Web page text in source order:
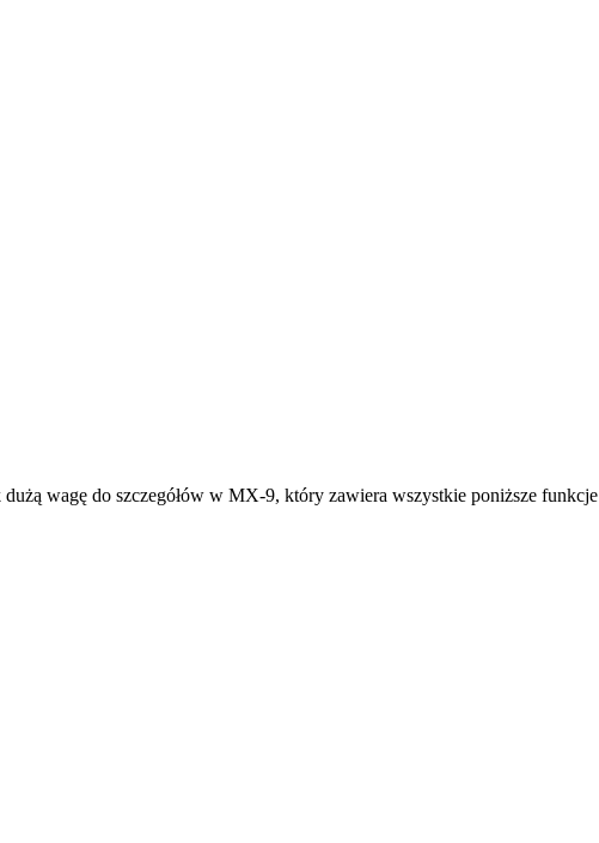
wagę do szczegółów w MX-9, który zawiera wszystkie poniższe funkcje